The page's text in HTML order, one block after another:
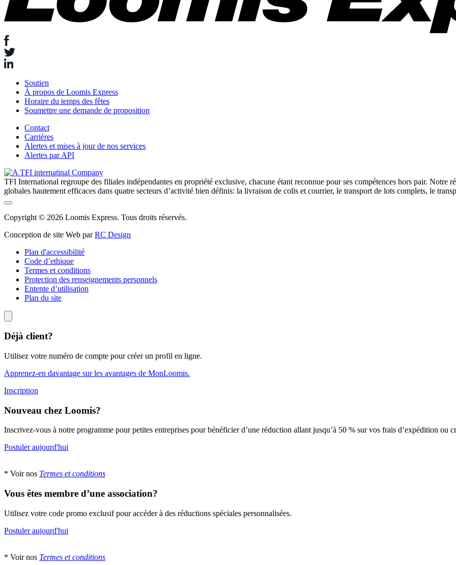
Soutien
À propos de Loomis Express
Horaire du temps des fêtes
Soumettre une demande de proposition
Contact
Carrières
Alertes et mises à jour de nos services
Alertes par API
TFI International regroupe des filiales indépendantes en propriété exclusive, chacune étant reconnue pour ses compétences hors pair. Notre
globales hautement efficaces dans quatre secteurs d’activité bien définis: la livraison de colis et courrier, le transport de lots complets, le
Copyright © 2026 Loomis Express. Tous droits réservés.
Conception de site Web parRC Design
Plan d'accessibilité
Code d’ethique
Termes et conditions
Protection des renseignements personnels
Entente d’utilisation
Plan du site
Déjà client?
Utilisez votre numéro de compte pour créer un profil en ligne.
Apprenez-en davantage sur les avantages de MonLoomis.
Inscription
Nouveau chez Loomis?
Inscrivez-vous à notre programme pour petites entreprises pour bénéficier d’une réduction allant jusqu’à 50 % sur vos frais d’expédition
Postuler aujourd'hui
* Voir nos Termes et conditions
Vous êtes membre d’une association?
Utilisez votre code promo exclusif pour accéder à des réductions spéciales personnalisées.
Postuler aujourd'hui
* Voir nos Termes et conditions